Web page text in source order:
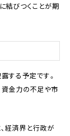
結びつくことが期
する予定です。
資金力の不足や市
経済界と行政が